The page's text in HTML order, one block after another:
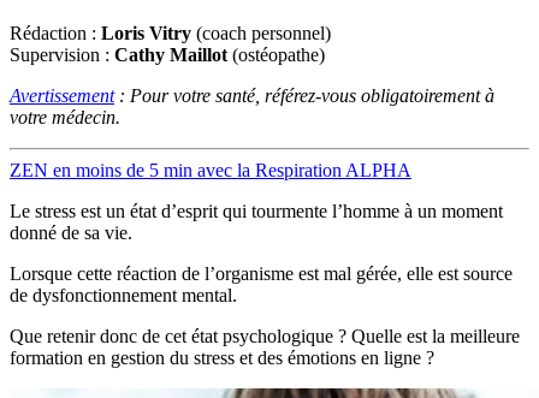
Rédaction : Loris Vitry (coach personnel)
Supervision : Cathy Maillot (ostéopathe)
Avertissement: Pour votre santé, référez-vous obligatoirement à
votre médecin.
ZEN en moins de 5 min avec la Respiration ALPHA
Le stress est un état d’esprit qui tourmente l’homme à un moment
donné de sa vie.
Lorsque cette réaction de l’organisme est mal gérée, elle est source
de dysfonctionnement mental.
Que retenir donc de cet état psychologique ? Quelle est la meilleure
formation en gestion du stress et des émotions en ligne ?